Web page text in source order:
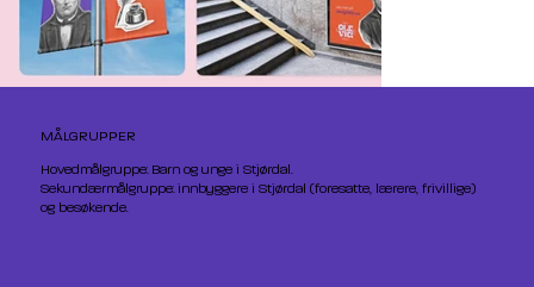
MÅLGRUPPER
Hovedmålgruppe: Barn og unge i Stjørdal.
Sekundærmålgruppe: innbyggere i Stjørdal (foresatte, lærere, frivillige)
og besøkende.